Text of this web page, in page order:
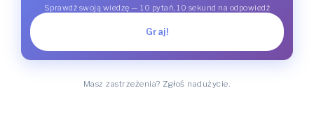
Sprawdź swoją wiedzę — 10 pytań, 10 sekund na odpowiedź
Graj!
Masz zastrzeżenia? Zgłoś nadużycie.